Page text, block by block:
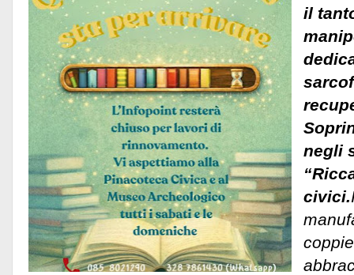
il
negli
civici.